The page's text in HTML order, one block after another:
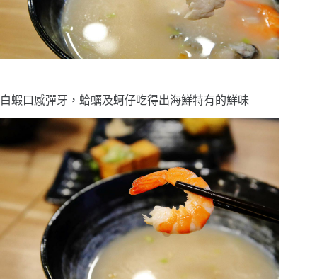
白蝦口感彈牙，蛤蠣及蚵仔吃得出海鮮特有的鮮味